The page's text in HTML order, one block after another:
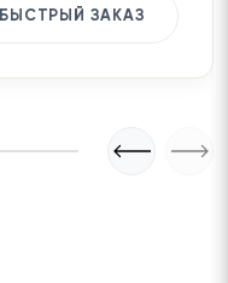
БЫСТРЫЙ ЗАКАЗ